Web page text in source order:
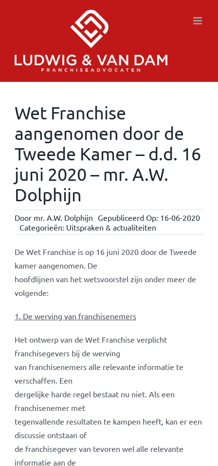
Wet Franchise
aangenomen door de
Tweede Kamer – d.d. 16
juni 2020 – mr. A.W.
Dolphijn
Door mr. A.W. Dolphijn Gepubliceerd Op: 16-06-2020
Categorieën: Uitspraken & actualiteiten
De Wet Franchise is op 16 juni 2020 door de Tweede
kamer aangenomen. De
hoofdlijnen van het wetsvoorstel zijn onder meer de
volgende:
1. De werving van franchisenemers
Het ontwerp van de Wet Franchise verplicht
franchisegevers bij de werving
van franchisenemers alle relevante informatie te
verschaffen. Een
dergelijke harde regel bestaat nu niet. Als een
franchisenemer met
tegenvallende resultaten te kampen heeft, kan er een
discussie ontstaan of
de franchisegever van tevoren wel alle relevante
informatie aan de